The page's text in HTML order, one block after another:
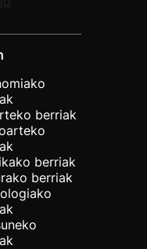
berriak
berriak
berriak